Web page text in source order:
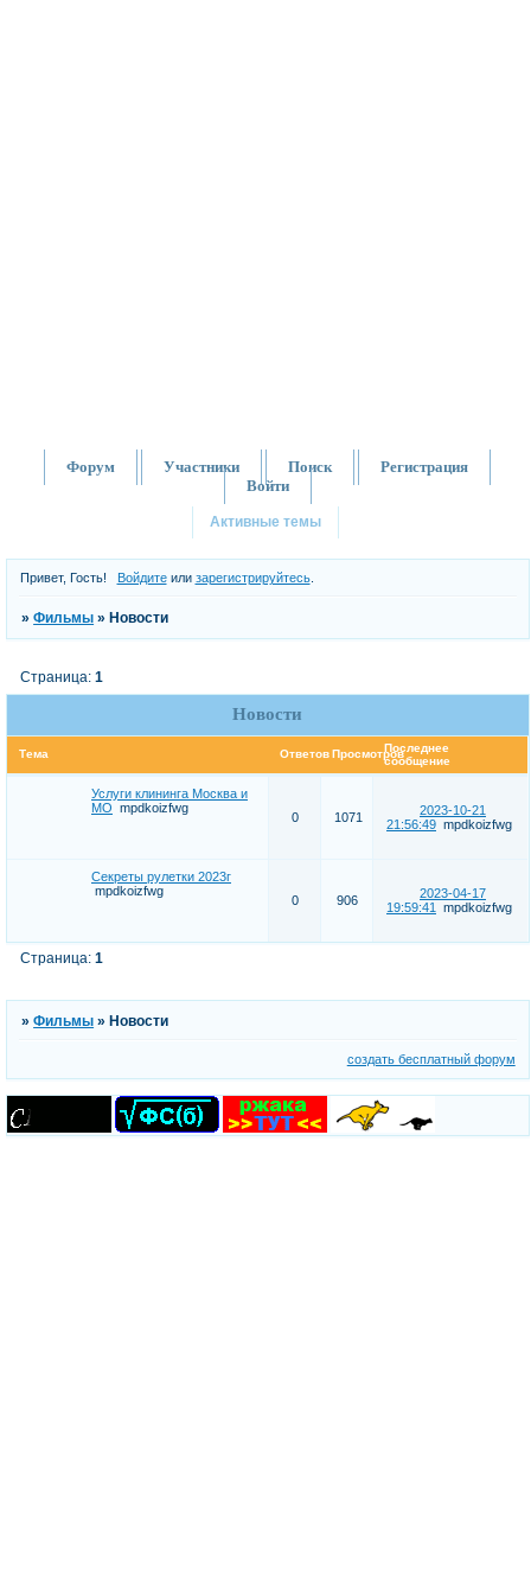
Форум Участники Поиск
Регистрация
Войти
Активные темы
Привет, Гость! Войдитеили зарегистрируйтесь.
»Фильмы »Новости
Новости
Страница:1
Тема ОтветовПросмотровПоследнее
сообщение
Услуги клининга Москва и
МО mpdkoizfwg
0 1071
2023-10-21
21:56:49 mpdkoizfwg
Секреты рулетки 2023г
mpdkoizfwg
0 906
2023-04-17
19:59:41
mpdkoizfwg
Страница:1
»Фильмы » Новости
создать бесплатный форум